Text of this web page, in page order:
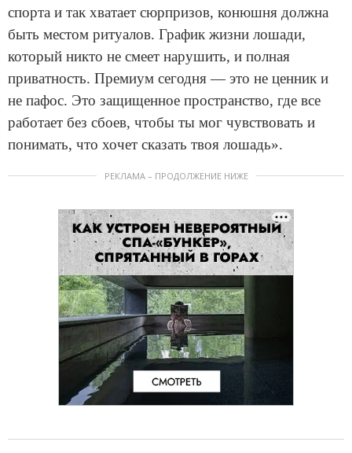
спорта и так хватает сюрпризов, конюшня должна
быть местом ритуалов. График жизни лошади,
который никто не смеет нарушить, и полная
приватность. Премиум сегодня — это не ценник и
не пафос. Это защищенное пространство, где все
работает без сбоев, чтобы ты мог чувствовать и
понимать, что хочет сказать твоя лошадь».
РЕКЛАМА – ПРОДОЛЖЕНИЕ НИЖЕ